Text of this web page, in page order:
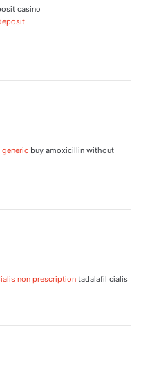
:
casino
buy amoxicillin without
non prescription tadalafil cialis